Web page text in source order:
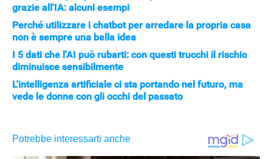
grazie all'IA: alcuni esempi
Perché utilizzare i chatbot per arredare la propria casa
non è sempre una bella idea
I 5 dati che l'AI può rubarti: con questi trucchi il rischio
diminuisce sensibilmente
L'intelligenza artificiale ci sta portando nel futuro, ma
vede le donne con gli occhi del passato